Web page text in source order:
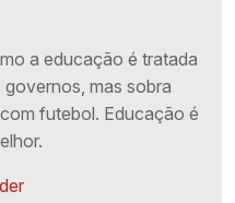
a educação é tratada
mas sobra
futebol. Educação é